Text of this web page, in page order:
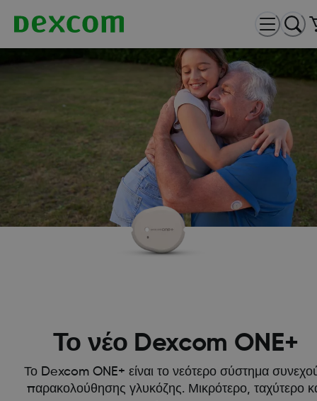
Το νέο Dexcom ONE+
Το Dexcom ONE+ είναι το νεότερο σύστημα
παρακολούθησης γλυκόζης. Μικρότερο, ταχύτερο